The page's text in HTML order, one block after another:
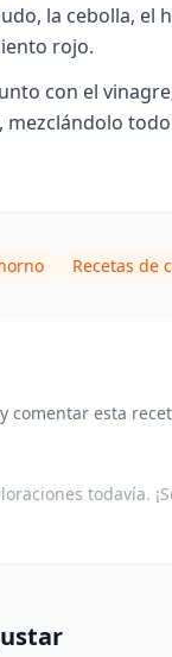
la cebolla, el
rojo.
con el
mezclándolo
Recetas de
comentar esta
todavía.